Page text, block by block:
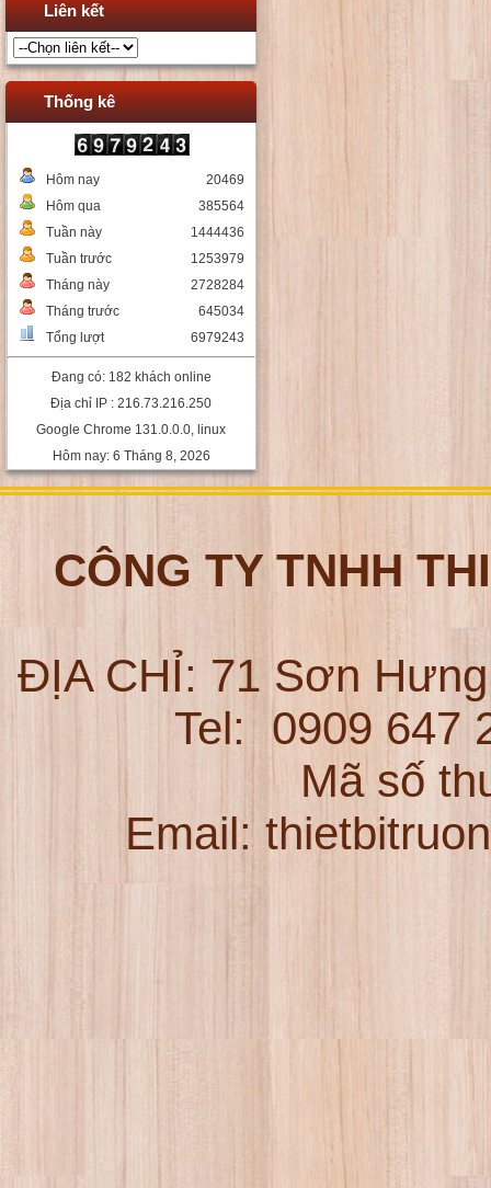
Liên kết
Thống kê
Hôm nay
20469
Hôm qua
385564
Tuần này
1444436
Tuần trước
1253979
Tháng này
2728284
Tháng trước
645034
Tổng lượt
6979243
Đang có: 182 khách online
Địa chỉ IP : 216.73.216.250
Google Chrome 131.0.0.0, linux
Hôm nay: 6 Tháng 8, 2026
CÔNG TY TNHH
ĐỊA CHỈ: 71 Sơn
Tel: 0909
Mã số
Email: